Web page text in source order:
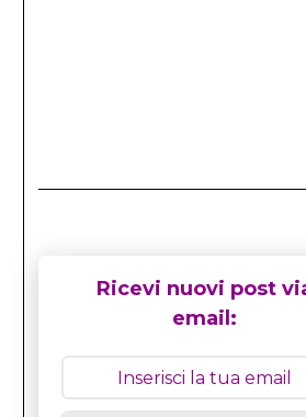
Ricevi nuovi post
email: